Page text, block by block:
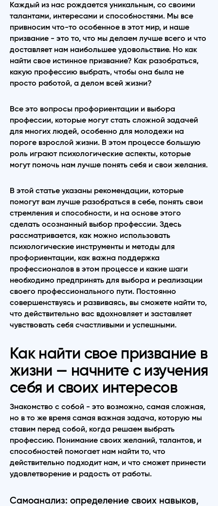
Каждый из нас рождается уникальным, со своими
талантами, интересами и способностями. Мы все
привносим что-то особенное в этот мир, и наше
призвание - это то, что мы делаем лучше всего и что
доставляет нам наибольшее удовольствие. Но как
найти свое истинное призвание? Как разобраться,
какую профессию выбрать, чтобы она была не
просто работой, а делом всей жизни?
Все это вопросы профориентации и выбора
профессии, которые могут стать сложной задачей
для многих людей, особенно для молодежи на
пороге взрослой жизни. В этом процессе большую
роль играют психологические аспекты, которые
могут помочь нам лучше понять себя и свои желания.
В этой статье указаны рекомендации, которые
помогут вам лучше разобраться в себе, понять свои
стремления и способности, и на основе этого
сделать осознанный выбор профессии. Здесь
рассматривается, как можно использовать
психологические инструменты и методы для
профориентации, как важна поддержка
профессионалов в этом процессе и какие шаги
необходимо предпринять для выбора и реализации
своего профессионального пути. Постоянно
совершенствуясь и развиваясь, вы сможете найти то,
что действительно вас вдохновляет и заставляет
чувствовать себя счастливыми и успешными.
Как найти свое призвание в
жизни — начните с изучения
себя и своих интересов
Знакомство с собой - это возможно, самая сложная,
но в то же время самая важная задача, которую мы
ставим перед собой, когда решаем выбрать
профессию. Понимание своих желаний, талантов, и
способностей помогает нам найти то, что
действительно подходит нам, и что сможет принести
удовлетворение и радость от работы.
Самоанализ: определение своих навыков,